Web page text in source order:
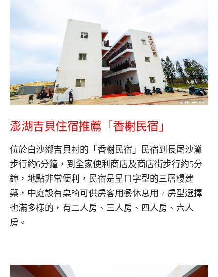
澎湖吉貝住宿推薦「香榭民宿」
位於白沙鄕吉貝村的「香榭民宿」民宿到長尾沙灘
步行約6分鐘，到全家便利商店及商店街步行約5分
鐘，地點非常便利，民宿是呈ㄇ字型的三層樓建
築，中庭設有桌椅可供房客用餐休息用，房型選擇
也滿多樣的，有二人房、三人房、四人房、六人
房。